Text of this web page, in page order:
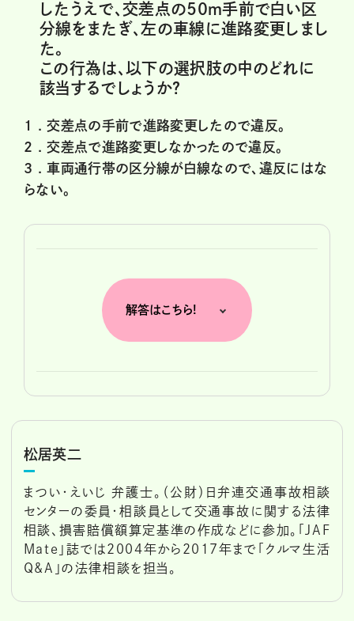
したうえで、交差点の50ｍ手前で白い区
分線をまたぎ、左の車線に進路変更しまし
た。
この行為は、以下の選択肢の中のどれに
該当するでしょうか？
1 .交差点の手前で進路変更したので違反。
2 .交差点で進路変更しなかったので違反。
3 .車両通行帯の区分線が白線なので、違反にはな
らない。
解答はこちら!
松居英二
まつい・えいじ 弁護士。（公財）日弁連交通事故相談
センターの委員・相談員として交通事故に関する法律
相談、損害賠償額算定基準の作成などに参加。「JAF
Mate」誌では2004年から2017年まで「クルマ生活
Q&A」の法律相談を担当。